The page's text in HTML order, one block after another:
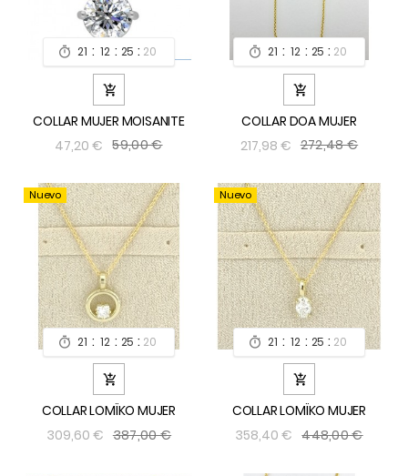
 21 : 12 : 25 : 19

COLLAR MUJER MOISANITE
47,20 € 59,00 €
 21 : 12 : 25 : 19

COLLAR DOA MUJER
217,98 € 272,48 €
Nuevo
 21 : 12 : 25 : 19

COLLAR LOMÏKO MUJER
309,60 € 387,00 €
Nuevo
 21 : 12 : 25 : 19

COLLAR LOMÏKO MUJER
358,40 € 448,00 €